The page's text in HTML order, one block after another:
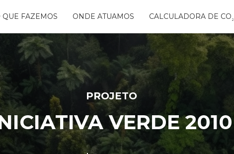
QUE FAZEMOS
ÁGUAS
FREE
DA FLORESTA
RIBEIRA -
ONDE ATUAMOS CALCULADORA DE CO²
PROJETO
VERDE 2010